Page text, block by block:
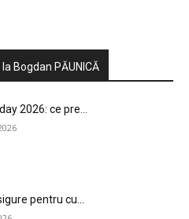
Bogdan PĂUNICĂ
2026: ce pre...
pentru cu...